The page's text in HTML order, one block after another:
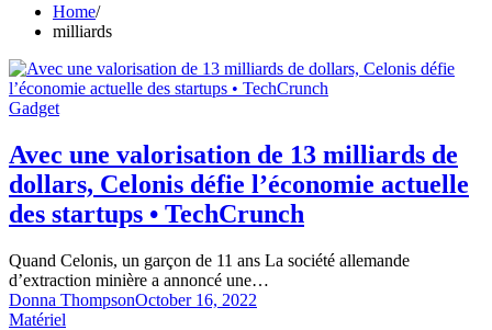
Home
milliards
Gadget
Avec une valorisation de 13 milliards de
dollars, Celonis défie l’économie actuelle
des startups • TechCrunch
Quand Celonis, un garçon de 11 ans La société allemande
d’extraction minière a annoncé une…
Donna ThompsonOctober 16, 2022
Matériel